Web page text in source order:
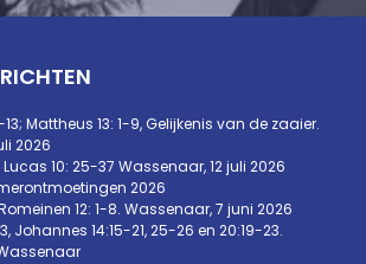
Mattheus 13: 1-9, Gelijkenis van de zaaier.
2026
10: 25-37 Wassenaar, 12 juli 2026
2026
12: 1-8. Wassenaar, 7 juni 2026
Johannes 14:15-21, 25-26 en 20:19-23.